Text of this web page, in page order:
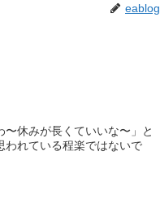
eablog
休みが長くていいな〜」と
われている程楽ではないで